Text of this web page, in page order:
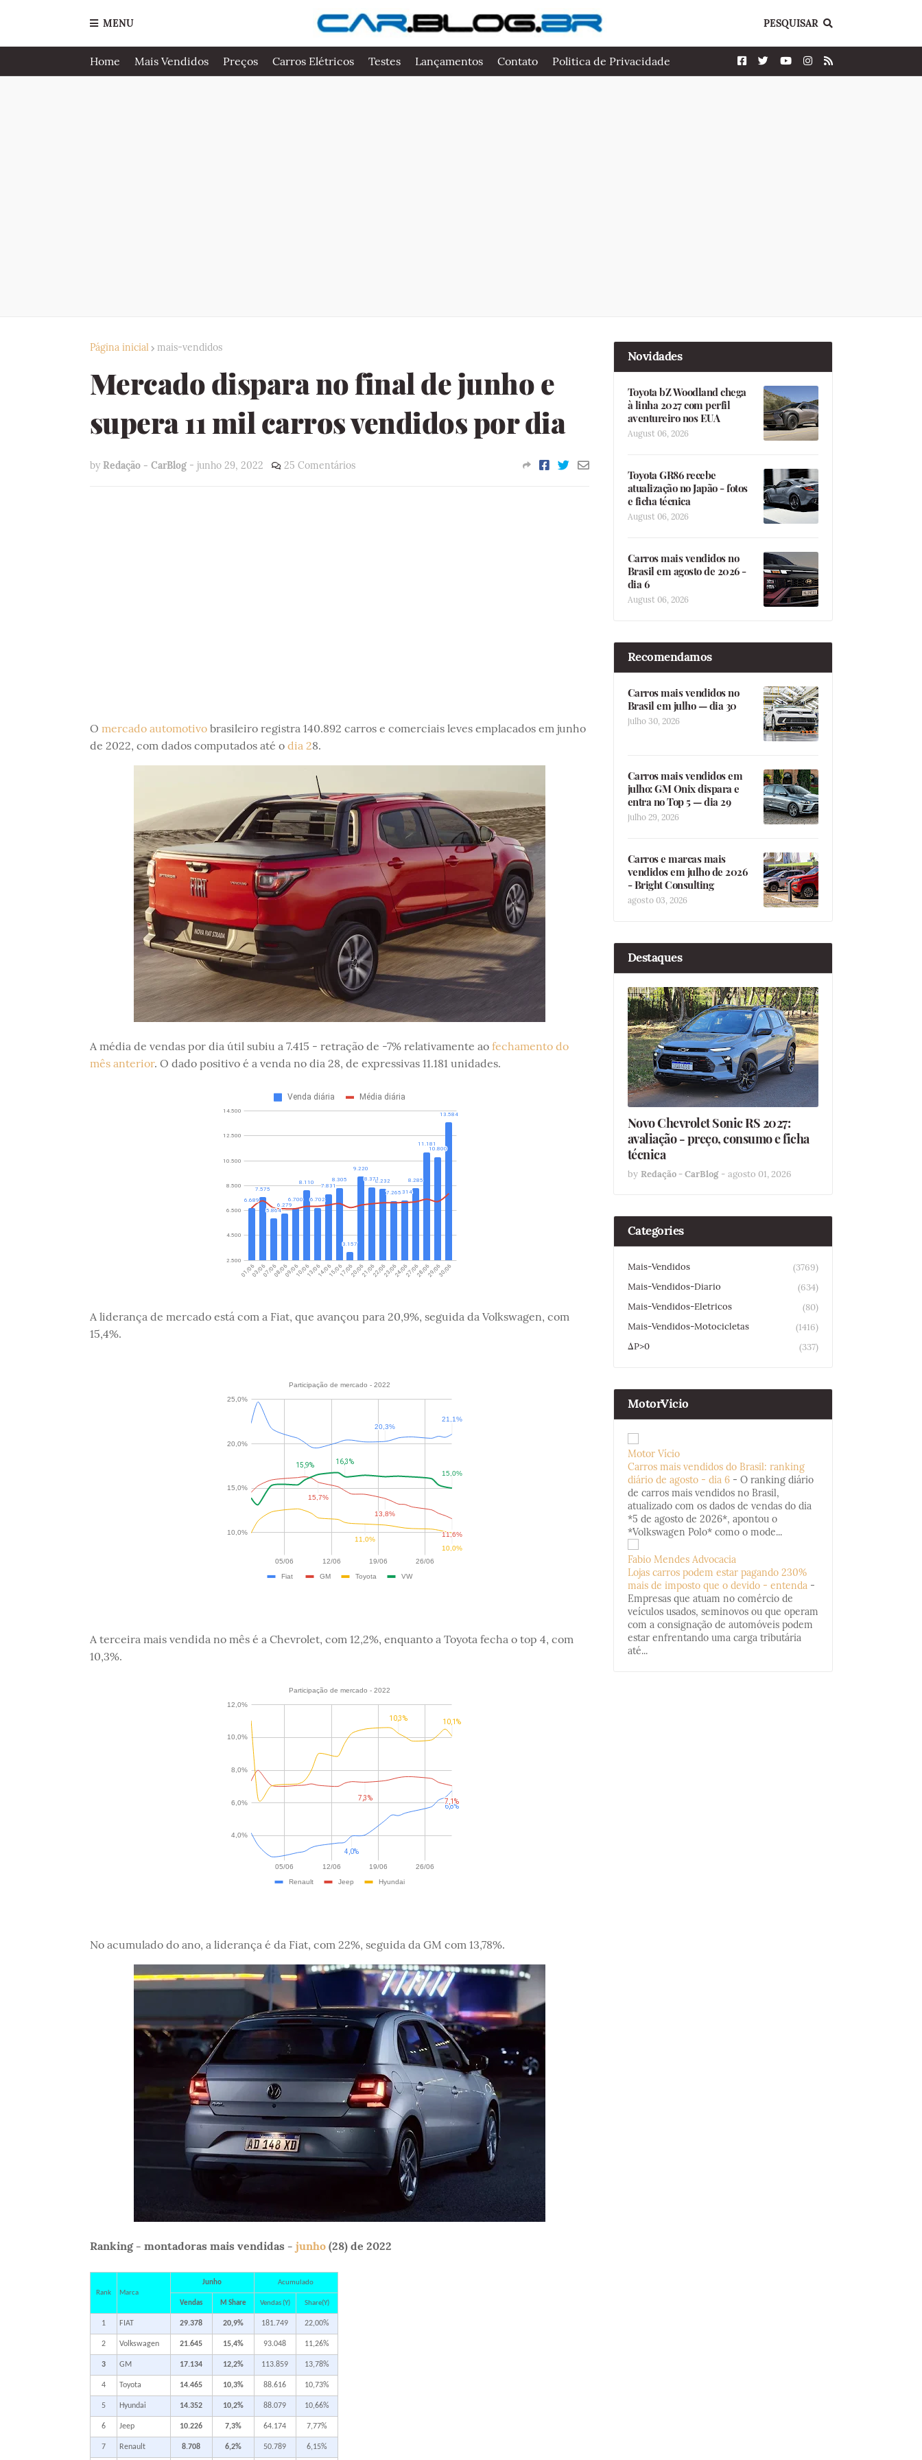
MENU PESQUISAR
Home Mais Vendidos Preços Carros Elétricos Testes Lançamentos Contato Politica de Privacidade
Página inicial mais-vendidos
Mercado dispara no final de junho e
supera 11 mil carros vendidos por dia
by Redação - CarBlog - junho 29, 2022 25 Comentários
O mercado automotivobrasileiro registra 140.892 carros e comerciais leves emplacados em junho
de 2022, com dados computados até o dia 28.
A média de vendas por dia útil subiu a 7.415 - retração de -7% relativamente ao fechamento do
mês anterior. O dado positivo é a venda no dia 28, de expressivas 11.181 unidades.
A liderança de mercado está com a Fiat, que avançou para 20,9%, seguida da Volkswagen, com
15,4%.
A terceira mais vendida no mês é a Chevrolet, com 12,2%, enquanto a Toyota fecha o top 4, com
10,3%.
No acumulado do ano, a liderança é da Fiat, com 22%, seguida da GM com 13,78%.
Ranking - montadoras mais vendidas - junho(28) de 2022
Rank Marca
Junho Acumulado
Vendas M Share Vendas (Y) Share(Y)
1 FIAT 29.378 20,9% 181.749 22,00%
2 Volkswagen 21.645 15,4% 93.048 11,26%
3 GM 17.134 12,2% 113.859 13,78%
4 Toyota 14.465 10,3% 88.616 10,73%
5 Hyundai 14.352 10,2% 88.079 10,66%
6 Jeep 10.226 7,3% 64.174 7,77%
7 Renault 8.708 6,2% 50.789 6,15%
Novidades
Toyota bZ Woodland chega
à linha 2027 com perfil
aventureiro nos EUA
August 06, 2026
Toyota GR86 recebe
atualização no Japão - fotos
e ficha técnica
August 06, 2026
Carros mais vendidos no
Brasil em agosto de 2026 -
dia 6
August 06, 2026
Recomendamos
Carros mais vendidos no
Brasil em julho — dia 30
julho 30, 2026
Carros mais vendidos em
julho: GM Onix dispara e
entra no Top 5 — dia 29
julho 29, 2026
Carros e marcas mais
vendidos em julho de 2026
- Bright Consulting
agosto 03, 2026
Destaques
Novo Chevrolet Sonic RS 2027:
avaliação - preço, consumo e ficha
técnica
by Redação - CarBlog - agosto 01, 2026
Categories
Mais-Vendidos
(3769)
Mais-Vendidos-Diario
(634)
Mais-Vendidos-Eletricos
(80)
Mais-Vendidos-Motocicletas
(1416)
ΔP>0
(337)
MotorVicio
Motor Vício
Carros mais vendidos do Brasil: ranking
diário de agosto - dia 6 - O ranking diário
de carros mais vendidos no Brasil,
atualizado com os dados de vendas do dia
*5 de agosto de 2026*, apontou o
*Volkswagen Polo* como o mode...
Fabio Mendes Advocacia
Lojas carros podem estar pagando 230%
mais de imposto que o devido - entenda -
Empresas que atuam no comércio de
veículos usados, seminovos ou que operam
com a consignação de automóveis podem
estar enfrentando uma carga tributária
até...